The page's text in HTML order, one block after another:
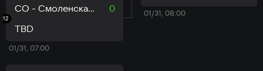
12
СО - Смоленская область
0
TBD
01/31, 07:00
01/31, 08:00